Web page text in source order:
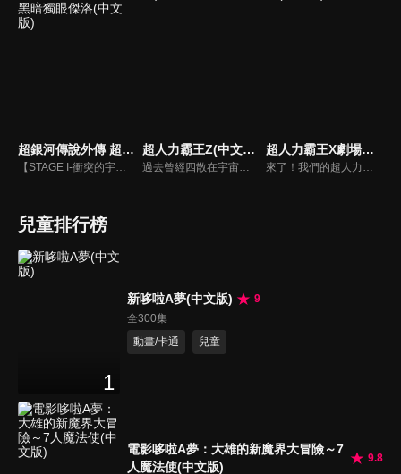
超銀河傳說外傳 超人力霸王傑洛 VS 黑暗獨眼傑洛(中文版)
【STAGE I-衝突的宇宙】，這是怎麼一回事？出現在超人力霸王ZERO面前的，居然是和自己外貌相似、戰鬥力更勝一籌的黑暗超人ZERO？ 【STAGE II- ZERO的決死圈】，ZERO在雷歐的協助下，終於擊敗假超人兄弟，但黑暗超人ZERO的真正身份是什麼？兩者決鬥，究竟誰會勝出？
超人力霸王Z(中文版)
過去曾經四散在宇宙各處的惡魔碎片，再度讓宇宙陷入混亂。為了奪回和平的生活，超人力霸王們不停地在宇宙中奮戰。挺身面對邪惡的是超人力霸王0和弟子超人力霸王Z！Z獨自追著怪獸，來到了地球－－。當宇宙怪獸侵襲地球的瞬間，也造就了Z和遙輝的命運相會。兩位年輕人的熱血戰鬥故事，在此揭開序幕！
超人力霸王X劇場版(中文版)
來了！我們的超人力霸王
兒童排行榜
1
新哆啦A夢(中文版)
9
全300集
動畫/卡通
兒童
電影哆啦A夢：大雄的新魔界大冒險～7
人魔法使(中文版)
9.8